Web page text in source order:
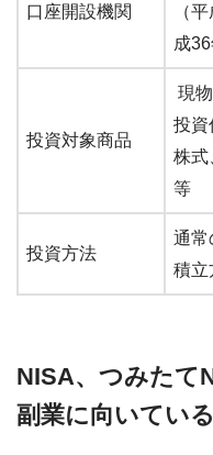
口座開設機関
（
成36
投資対象商品
現
投資
株式
等
投資方法
通常
積立
NISA、つみたて
副業に向いている